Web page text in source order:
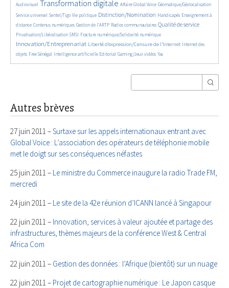
Audiovisuel
4010/5557Transformation digitale
385/5557 Affaire Global Voice
169/5557 Géomatique/Géolocalisation
325/5557
Service universel
666/5557 Sentel/Tigo
183/5557 Vie politique
2140/5557 Distinction/Nomination
34/5557 Handicapés
711/5557
Enseignement à
distance
853/5557Contenus numériques
595/5557 Gestion de l’ARTP
191/5557 Radios communautaires
2157/5557 Qualité de service
557/5557
Privatisation/Libéralisation
136/5557 SMSI
492/5557 Fracture numérique/Solidarité numérique
2787/5557
Innovation/Entreprenariat
1365/5557 Liberté d’expression/Censure de l’Internet
50/5557
Internet des
objets
174/5557Free Sénégal
879/5557 Intelligence artificielle
202/5557 Editorial
68/5557 Gaming/Jeux vidéos
28/5557 Yas
Autres brèves
27 juin 2011 –Surtaxe sur les appels internationaux entrant avec
Global Voice : L’association des opérateurs de téléphonie mobile
met le doigt sur ses conséquences néfastes
25 juin 2011 – Le ministre du Commerce inaugure la radio Trade FM,
mercredi
24 juin 2011 – Le site de la 42e réunion d’ICANN lancé à Singapour
22 juin 2011 – Innovation, services à valeur ajoutée et partage des
infrastructures, thèmes majeurs de la conférence West & Central
Africa Com
22 juin 2011 – Gestion des données : l’Afrique (bientôt) sur un nuage
22 juin 2011 – Projet de cartographie numérique : Le Japon casque